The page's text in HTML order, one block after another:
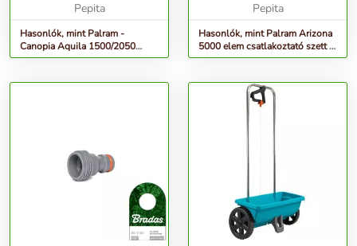
Pepita
Hasonlók, mint Palram -
Canopia Aquila 1500/2050
összekötő elem
Pepita
Hasonlók, mint Palram Arizona
5000 elem csatlakoztató szett -
Arizona EZ link kit